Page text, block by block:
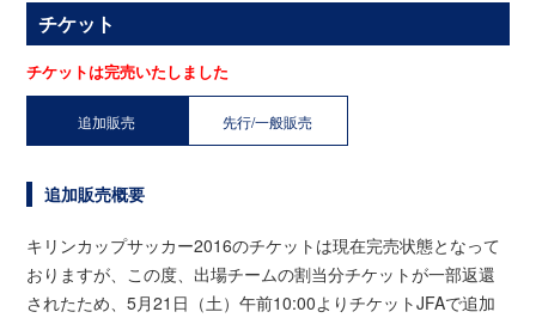
チケット
チケットは完売いたしました
追加販売 先行/一般販売
追加販売概要
キリンカップサッカー2016のチケットは現在完売状態となって
おりますが、この度、出場チームの割当分チケットが一部返還
されたため、5月21日（土）午前10:00よりチケットJFAで追加